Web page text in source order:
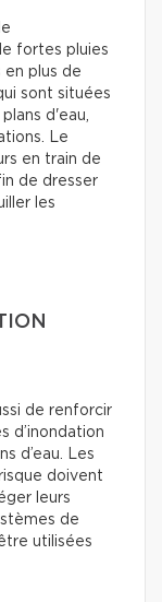
fortes pluies
en plus de
sont situées
d'eau,
Le
en train de
de dresser
les
de renforcir
d’inondation
d’eau. Les
doivent
leurs
de
utilisées